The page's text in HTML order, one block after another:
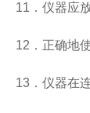
11 ．仪器应
12 ．正确地
13 ．仪器在